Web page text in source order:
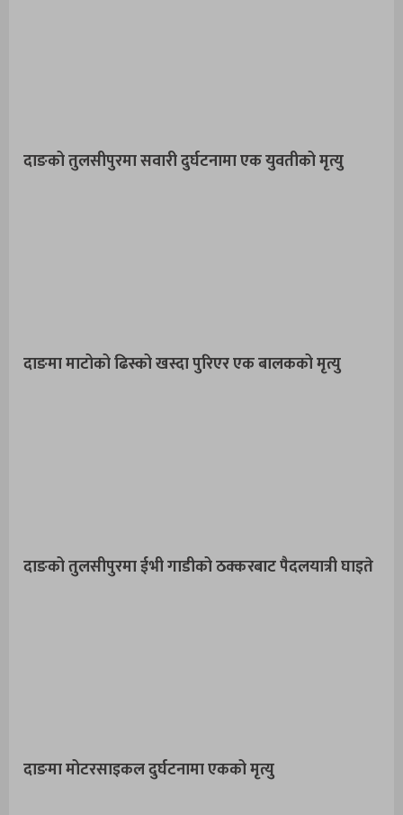
दाङको तुलसीपुरमा सवारी दुर्घटनामा एक युवतीको मृत्यु
दाङमा माटोको ढिस्को खस्दा पुरिएर एक बालकको मृत्यु
दाङको तुलसीपुरमा ईभी गाडीको ठक्करबाट पैदलयात्री घाइते
दाङमा मोटरसाइकल दुर्घटनामा एकको मृत्यु